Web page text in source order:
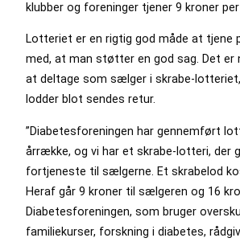
klubber og foreninger tjener 9 kroner
Lotteriet er en rigtig god måde at tjene
med, at man støtter en god sag. Det
at deltage som sælger i skrabe-
lodder blot sendes retur.
”Diabetesforeningen har gennemført
årrække, og vi har et skrabe-lotteri, der
fortjeneste til sælgerne. Et skrabelod
Heraf går 9 kroner til sælgeren og 16
Diabetesforeningen, som bruger
familiekurser, forskning i diabetes,